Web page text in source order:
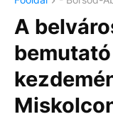
A